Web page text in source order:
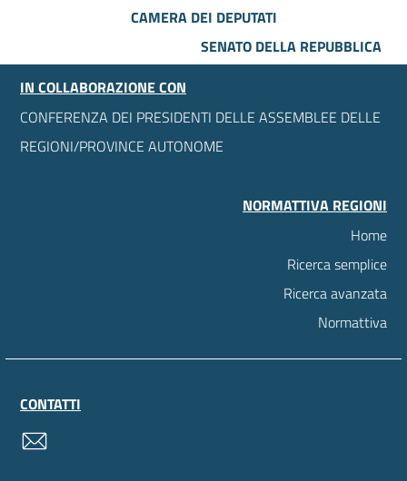
CAMERA DEI DEPUTATI
SENATO DELLA REPUBBLICA
IN COLLABORAZIONE CON
CONFERENZA DEI PRESIDENTI DELLE ASSEMBLEE DELLE
REGIONI/PROVINCE AUTONOME
NORMATTIVA REGIONI
Home
Ricerca semplice
Ricerca avanzata
Normattiva
CONTATTI